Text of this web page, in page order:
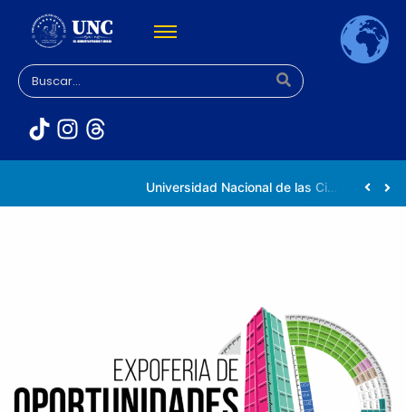
Universidad Nacional de las Ciencias impulsa vocaciones científicas en la Expoferia de Oportunidades de Estudio 2026